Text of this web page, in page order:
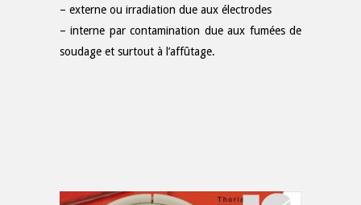
– externe ou irradiation due aux électrodes
– interne par contamination due aux fumées de
soudage et surtout à l’affûtage.